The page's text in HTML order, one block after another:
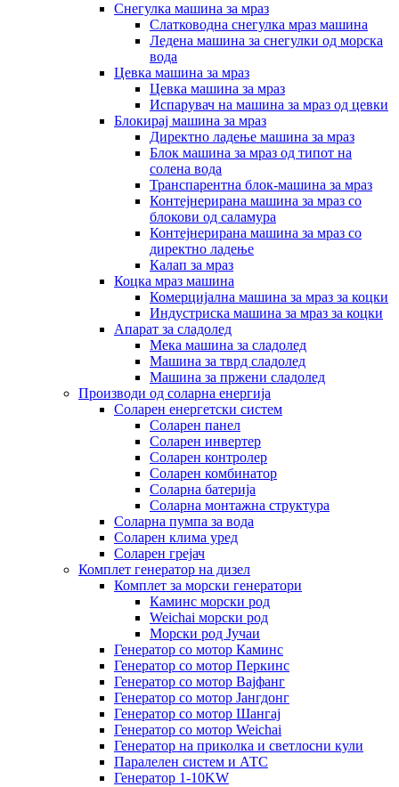
Снегулка машина за мраз
Слатководна снегулка мраз машина
Ледена машина за снегулки од морска
вода
Цевка машина за мраз
Цевка машина за мраз
Испарувач на машина за мраз од цевки
Блокирај машина за мраз
Директно ладење машина за мраз
Блок машина за мраз од типот на
солена вода
Транспарентна блок-машина за мраз
Контејнерирана машина за мраз со
блокови од саламура
Контејнерирана машина за мраз со
директно ладење
Калап за мраз
Коцка мраз машина
Комерцијална машина за мраз за коцки
Индустриска машина за мраз за коцки
Апарат за сладолед
Мека машина за сладолед
Машина за тврд сладолед
Машина за пржени сладолед
Производи од соларна енергија
Соларен енергетски систем
Соларен панел
Соларен инвертер
Соларен контролер
Соларен комбинатор
Соларна батерија
Соларна монтажна структура
Соларна пумпа за вода
Соларен клима уред
Соларен грејач
Комплет генератор на дизел
Комплет за морски генератори
Каминс морски род
Weichai морски род
Морски род Јучаи
Генератор со мотор Каминс
Генератор со мотор Перкинс
Генератор со мотор Вајфанг
Генератор со мотор Јангдонг
Генератор со мотор Шангај
Генератор со мотор Weichai
Генератор на приколка и светлосни кули
Паралелен систем и АТС
Генератор 1-10KW